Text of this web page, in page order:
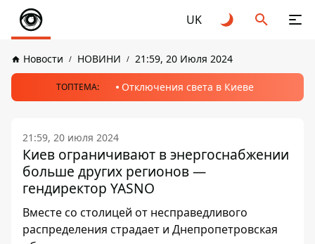
UK
Новости НОВИНИ 21:59, 20 Июля 2024
ТОПТЕМА: Отключения света в Киеве
21:59, 20 июля 2024
Киев ограничивают в энергоснабжении
больше других регионов —
гендиректор YASNO
Вместе со столицей от несправедливого
распределения страдает и Днепропетровская